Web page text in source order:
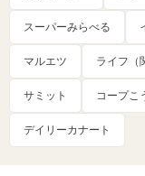
スーパーみらべる
マルエツ ライフ（
サミット コープこ
デイリーカナート